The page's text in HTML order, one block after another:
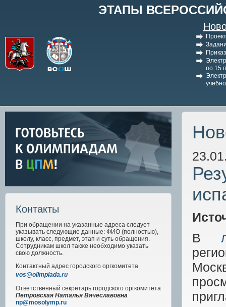
ЭТАПЫ
по 15
Контакты
При обращении на указанные адреса следует
указывать следующие данные: ФИО (полностью),
школу, класс, предмет, этап и суть обращения.
Сотрудникам школ также необходимо указать
свою должность.
Контактный адрес городского оргкомитета
vos@olimpiada.ru
Ответственный секретарь городского оргкомитета
Петровская Наталья Вячеславовна
np@mosolymp.ru
В